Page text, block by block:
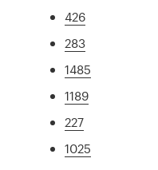
426
283
1485
1189
227
1025